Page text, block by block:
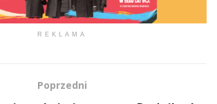
REKLAMA
Poprzedni